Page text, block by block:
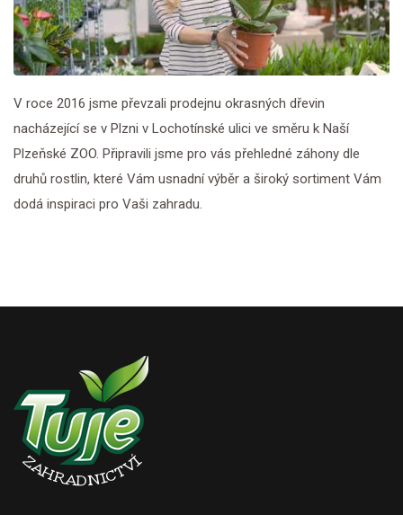
V roce 2016 jsme převzali prodejnu okrasných dřevin
nacházející se v Plzni v Lochotínské ulici ve směru k Naší
Plzeňské ZOO. Připravili jsme pro vás přehledné záhony dle
druhů rostlin, které Vám usnadní výběr a široký sortiment Vám
dodá inspiraci pro Vaši zahradu.